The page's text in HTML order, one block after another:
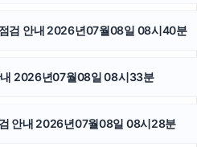
네이버 검색광고
검 안내 2026년07월08일 08시40분
내 2026년07월08일 08시33분
안내 2026년07월08일 08시28분